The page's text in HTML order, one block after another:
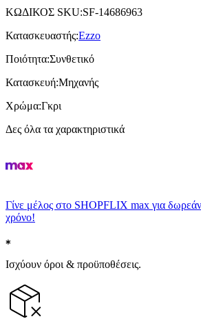
ΚΩΔΙΚΟΣ SKU:SF-14686963
Κατασκευαστής:Ezzo
Ποιότητα:Συνθετικό
Κατασκευή:Μηχανής
Χρώμα:Γκρι
Δες όλα τα χαρακτηριστικά
Γίνε μέλος στο SHOPFLIX max για δωρεάν
χρόνο!
Ισχύουν όροι & προϋποθέσεις.